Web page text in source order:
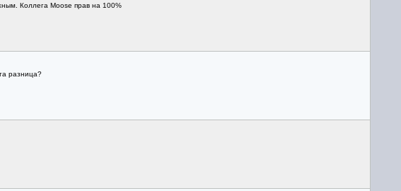
Коллега Moose прав на 100%
разница?